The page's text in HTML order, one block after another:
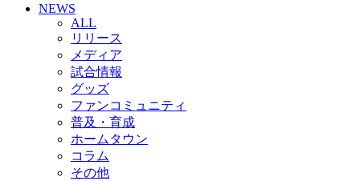
ボランティアチーム「volundeer」
ビクトリーロード
HOMEGAME
観戦ルール＆マナー
ホームゲーム運営管理規定
Jリーグ運営管理規定
写真・動画使用ガイドライン
ロートフィールド奈良
SCHEDULE
2026/27
練習見学時のファンサービスについて
NEWS
ALL
リリース
メディア
試合情報
グッズ
ファンコミュニティ
普及・育成
ホームタウン
コラム
その他